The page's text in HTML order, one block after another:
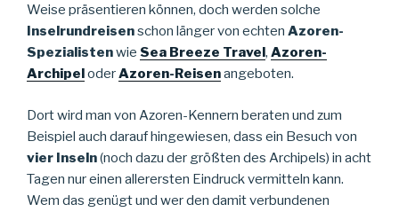
Weise präsentieren können, doch werden solche
Inselrundreisenschon länger von echten Azoren-
Spezialistenwie Sea Breeze Travel, Azoren-
ArchipeloderAzoren-Reisenangeboten.
Dort wird man von Azoren-Kennern beraten und zum
Beispiel auch darauf hingewiesen, dass ein Besuch von
vier Inseln(noch dazu der größten des Archipels) in acht
Tagen nur einen allerersten Eindruck vermitteln kann.
Wem das genügt und wer den damit verbundenen